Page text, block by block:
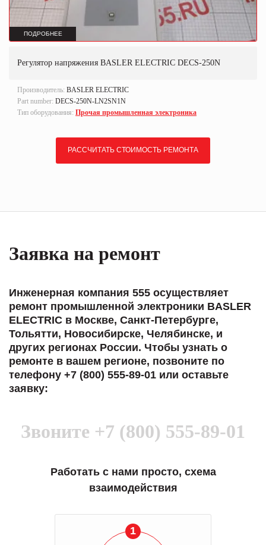
ПОДРОБНЕЕ
Регулятор напряжения BASLER ELECTRIC DECS-250N
Производитель: BASLER ELECTRIC
Part number: DECS-250N-LN2SN1N
Тип оборудования: Прочая промышленная электроника
РАССЧИТАТЬ СТОИМОСТЬ РЕМОНТА
Заявка на ремонт
Инженерная компания 555 осуществляет
ремонт промышленной электроники BASLER
ELECTRIC в Москве, Санкт-Петербурге,
Тольятти, Новосибирске, Челябинске, и
других регионах России. Чтобы узнать о
ремонте в вашем регионе, позвоните по
телефону +7 (800) 555-89-01 или оставьте
заявку:
Звоните +7 (800) 555-89-01
Работать с нами просто, схема
взаимодействия
1